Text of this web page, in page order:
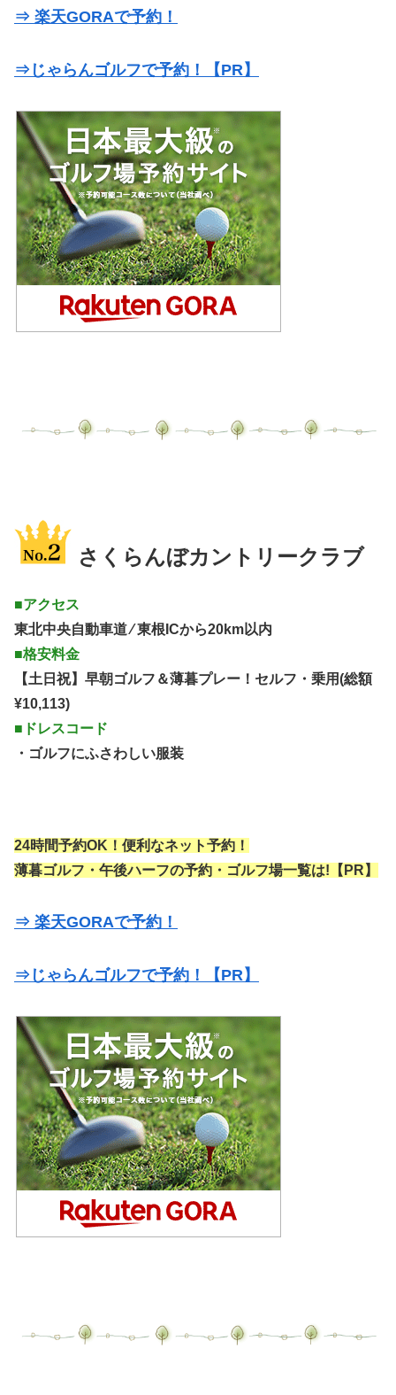
⇒ 楽天GORAで予約！
⇒じゃらんゴルフで予約！【PR】
さくらんぼカントリークラブ
■アクセス
東北中央自動車道 ⁄ 東根ICから20km以内
■格安料金
【土日祝】早朝ゴルフ＆薄暮プレー！セルフ・乗用(総額
¥10,113)
■ドレスコード
・ゴルフにふさわしい服装
24時間予約OK！便利なネット予約！
薄暮ゴルフ・午後ハーフの予約・ゴルフ場一覧は!【PR】
⇒ 楽天GORAで予約！
⇒じゃらんゴルフで予約！【PR】